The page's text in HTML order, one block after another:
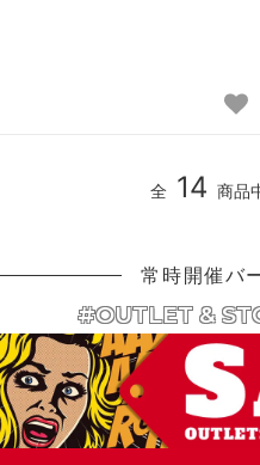
全 14 商品
常時開催バ
#OUTLET &